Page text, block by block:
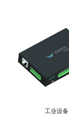
工业设备